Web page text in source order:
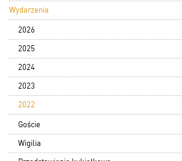
Wydarzenia
2026
2025
2024
2023
2022
Goście
Wigilia